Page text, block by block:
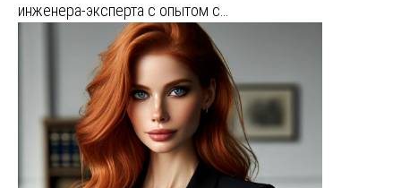
инженера-эксперта с опытом с…